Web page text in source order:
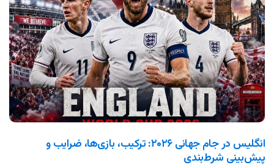
انگلیس در جام جهانی ۲۰۲۶: ترکیب، بازی‌ها، ضرایب و
پیش‌بینی شرط‌بندی